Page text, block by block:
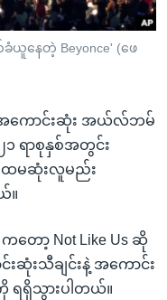
ေတဲ့ Beyonce' (ဖေ
အကောင်းဆုံး အယ်လ်ဘမ်
ရာစုနှစ်အတွင်း
ထမဆုံးလူမည်း
။
ကတော့ Not Like Us ဆို
းသီချင်းနဲ့ အကောင်း
ရရှိသွားပါတယ်။